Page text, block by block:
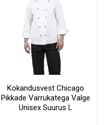
Kokandusvest Chicago
Pikkade Varrukatega Valge
Unisex Suurus L